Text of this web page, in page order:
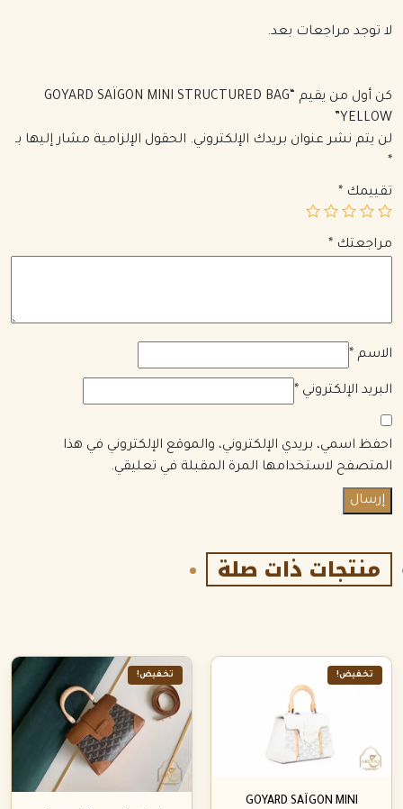
لا توجد مراجعات بعد.
كن أول من يقيم “GOYARD SAÏGON MINI STRUCTURED BAG
YELLOW”
لن يتم نشر عنوان بريدك الإلكتروني. الحقول الإلزامية مشار إليها بـ
*
تقييمك *
مراجعتك *
الاسم *
البريد الإلكتروني *
احفظ اسمي، بريدي الإلكتروني، والموقع الإلكتروني في هذا
المتصفح لاستخدامها المرة المقبلة في تعليقي.
منتجات ذات صلة
تخفيض!
GOYARD SAÏGON MINI
تخفيض!